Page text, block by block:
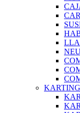
KARTING